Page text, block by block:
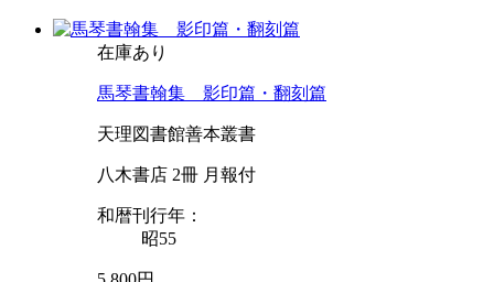
在庫あり
馬琴書翰集 影印篇・翻刻篇
天理図書館善本叢書
八木書店 2冊 月報付
和暦刊行年：
昭55